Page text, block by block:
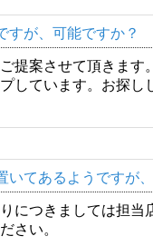
すが、可能ですか？
提案させて頂きま
しています。お探
いてあるようですが
につきましては担
さい。